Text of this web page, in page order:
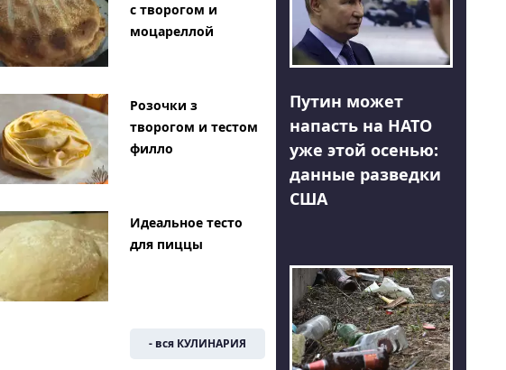
с творогом и
моцареллой
Розочки з
творогом и тестом
филло
Идеальное тесто
для пиццы
- вся КУЛИНАРИЯ
Путин может
напасть на НАТО
уже этой осенью:
данные разведки
США